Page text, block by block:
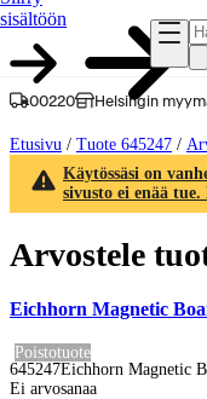
sisältöön
00220 Helsingin
Etusivu / Tuote 645247 /
Käytössäsi on
sivusto ei enää
Arvostele
Eichhorn Magnetic
Poistotuote
645247Eichhorn Magnetic
Ei arvosanaa